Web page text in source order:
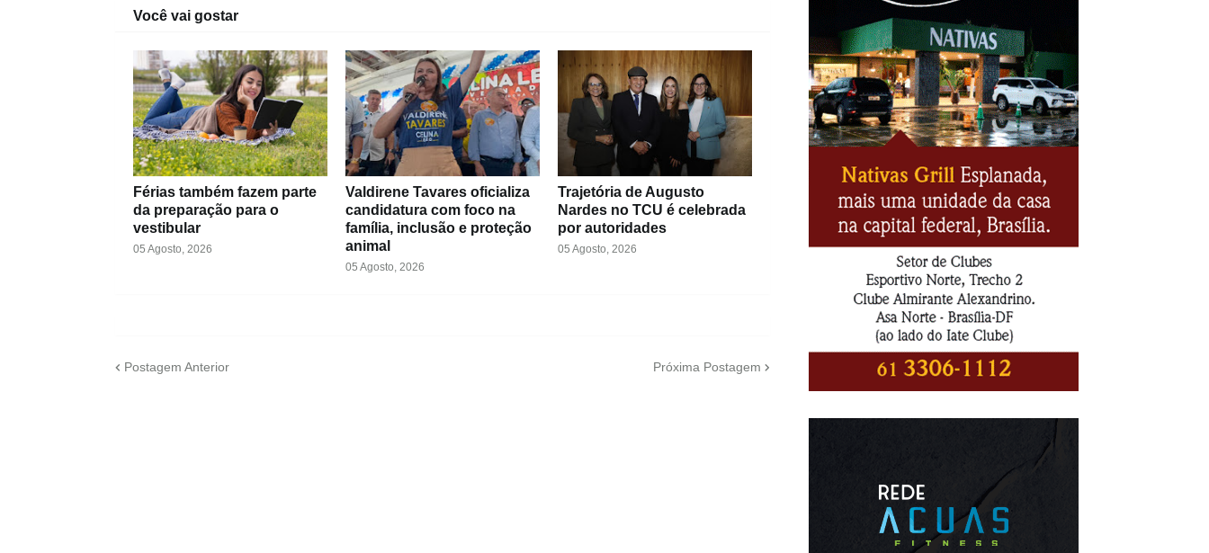
Você vai gostar
Férias também fazem parte
da preparação para o
vestibular
05 Agosto, 2026
Valdirene Tavares oficializa
candidatura com foco na
família, inclusão e proteção
animal
05 Agosto, 2026
Trajetória de Augusto
Nardes no TCU é celebrada
por autoridades
05 Agosto, 2026
Postagem Anterior Próxima Postagem